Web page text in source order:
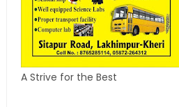
A Strive for the Best